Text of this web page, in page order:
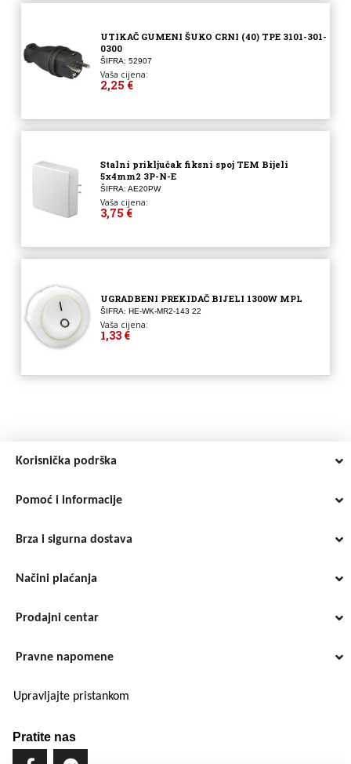
UTIKAČ GUMENI ŠUKO CRNI (40) TPE 3101-301-
0300
ŠIFRA: 52907
Vaša cijena:
2,25 €
Stalni priključak fiksni spoj TEM Bijeli
5x4mm2 3P-N-E
ŠIFRA: AE20PW
Vaša cijena:
3,75 €
UGRADBENI PREKIDAČ BIJELI 1300W MPL
ŠIFRA: HE-WK-MR2-143 22
Vaša cijena:
1,33 €
Korisnička podrška
Pomoć i informacije
Brza i sigurna dostava
Načini plaćanja
Prodajni centar
Pravne napomene
Upravljajte pristankom
Pratite nas